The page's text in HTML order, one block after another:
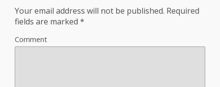
Your email address will not be published. Required
fields are marked *
Comment